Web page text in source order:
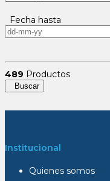
Fecha hasta
489 Productos
Buscar
Institucional
Quienes somos